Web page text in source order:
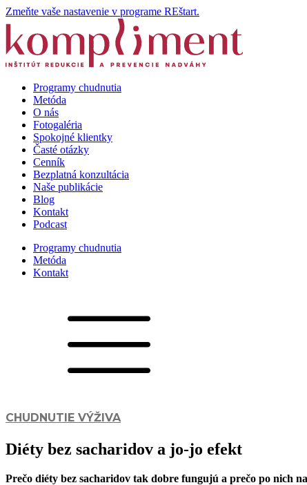
Zmeňte vaše nastavenie v programe REštart.
Programy chudnutia
Metóda
O nás
Fotogaléria
Spokojné klientky
Časté otázky
Cenník
Bezplatná konzultácia
Naše publikácie
Blog
Kontakt
Podcast
Programy chudnutia
Metóda
Kontakt
CHUDNUTIE VÝŽIVA
Diéty bez sacharidov a jo-jo efekt
Prečo diéty bez sacharidov tak dobre fungujú a prečo po nich